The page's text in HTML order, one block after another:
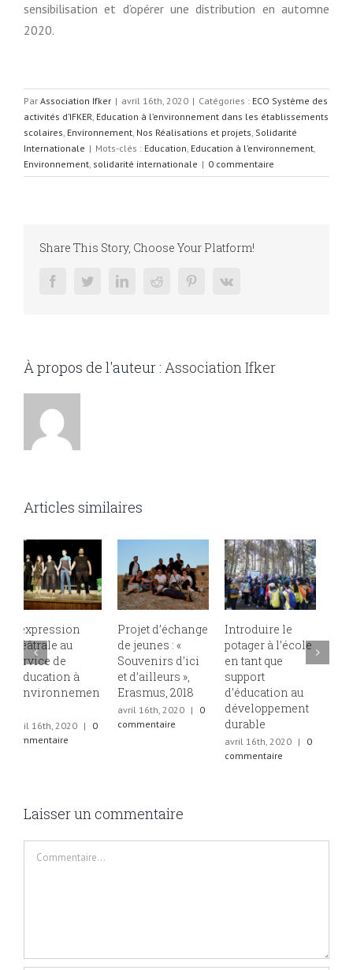
sensibilisation et d’opérer une distribution en automne
2020.
Par Association Ifker | avril 16th, 2020 | Catégories : ECO Système des
activités d’IFKER, Education à l’environnement dans les établissements
scolaires, Environnement, Nos Réalisations et projets, Solidarité
Internationale | Mots-clés : Education, Education à l’environnement,
Environnement, solidarité internationale | 0 commentaire
Share This Story, Choose Your Platform!
facebooktwitter linkedinreddit pinterestvk
À propos de l'auteur : Association Ifker
Articles similaires
Projet d’échange
de jeunes : «
Souvenirs d’ici
et d’ailleurs »,
Erasmus, 2018
commentaire
Introduire le
potager à l’école
en tant que
support
d’éducation au
développement
durable
Projet “Porteurs
d’eau”,
d’échange de
jeunes franco-
marocains dans
le cadre
d’Erasmus, juin -
juillet 2019
avril 16th, 2020
Commentaire